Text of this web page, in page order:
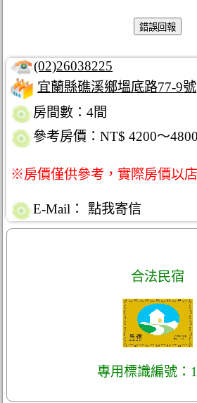
(02)26038225
宜蘭縣礁溪鄉塭底路77-9號
房間數：4間
參考房價：NT$ 4200～4800
※房價僅供參考，實際房價以
E-Mail： 點我寄信
合法民宿
專用標識編號：